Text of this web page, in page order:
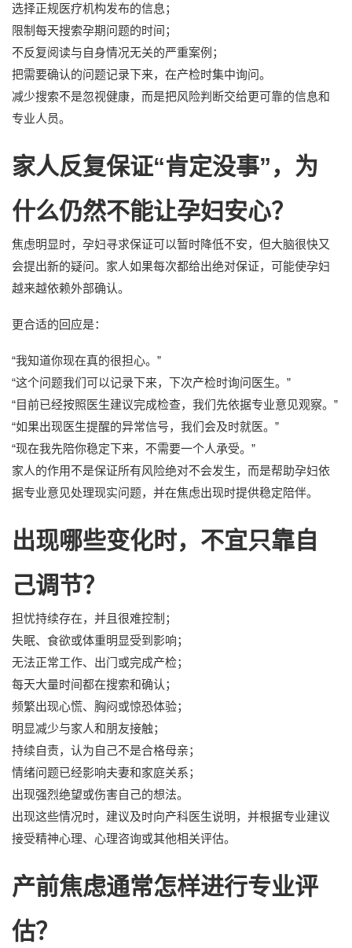
选择正规医疗机构发布的信息；
限制每天搜索孕期问题的时间；
不反复阅读与自身情况无关的严重案例；
把需要确认的问题记录下来，在产检时集中询问。
减少搜索不是忽视健康，而是把风险判断交给更可靠的信息和
专业人员。
家人反复保证“肯定没事”，为
什么仍然不能让孕妇安心？
焦虑明显时，孕妇寻求保证可以暂时降低不安，但大脑很快又
会提出新的疑问。家人如果每次都给出绝对保证，可能使孕妇
越来越依赖外部确认。
更合适的回应是：
“我知道你现在真的很担心。”
“这个问题我们可以记录下来，下次产检时询问医生。”
“目前已经按照医生建议完成检查，我们先依据专业意见观察。”
“如果出现医生提醒的异常信号，我们会及时就医。”
“现在我先陪你稳定下来，不需要一个人承受。”
家人的作用不是保证所有风险绝对不会发生，而是帮助孕妇依
据专业意见处理现实问题，并在焦虑出现时提供稳定陪伴。
出现哪些变化时，不宜只靠自
己调节？
担忧持续存在，并且很难控制；
失眠、食欲或体重明显受到影响；
无法正常工作、出门或完成产检；
每天大量时间都在搜索和确认；
频繁出现心慌、胸闷或惊恐体验；
明显减少与家人和朋友接触；
持续自责，认为自己不是合格母亲；
情绪问题已经影响夫妻和家庭关系；
出现强烈绝望或伤害自己的想法。
出现这些情况时，建议及时向产科医生说明，并根据专业建议
接受精神心理、心理咨询或其他相关评估。
产前焦虑通常怎样进行专业评
估？